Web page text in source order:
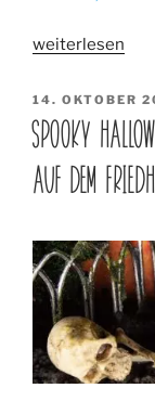
„Spooky
Diorama
Decoration
part
3:
Gesammelte
/
Found
curiosities“
weiterlesen
AM
14. OKTOBER
SPOOKY
AUF DEM